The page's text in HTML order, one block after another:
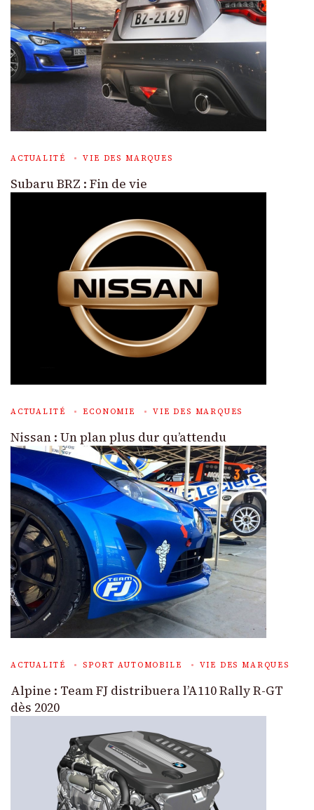
ACTUALITÉ VIE DES MARQUES
Subaru BRZ : Fin de vie
ACTUALITÉ ECONOMIE VIE DES MARQUES
Nissan : Un plan plus dur qu’attendu
ACTUALITÉ SPORT AUTOMOBILE VIE DES MARQUES
Alpine : Team FJ distribuera l’A110 Rally R-GT
dès 2020